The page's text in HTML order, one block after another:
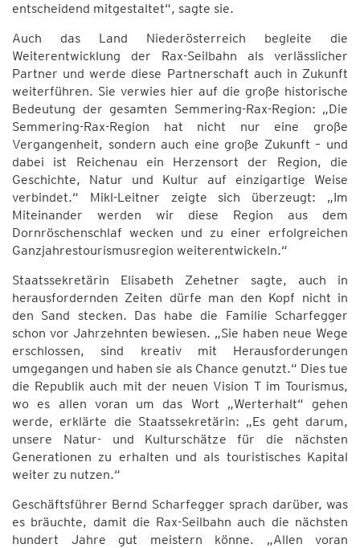
entscheidend mitgestaltet“, sagte sie.
Auch das Land Niederösterreich begleite die
Weiterentwicklung der Rax-Seilbahn als verlässlicher
Partner und werde diese Partnerschaft auch in Zukunft
weiterführen. Sie verwies hier auf die große historische
Bedeutung der gesamten Semmering-Rax-Region: „Die
Semmering-Rax-Region hat nicht nur eine große
Vergangenheit, sondern auch eine große Zukunft – und
dabei ist Reichenau ein Herzensort der Region, die
Geschichte, Natur und Kultur auf einzigartige Weise
verbindet.“ Mikl-Leitner zeigte sich überzeugt: „Im
Miteinander werden wir diese Region aus dem
Dornröschenschlaf wecken und zu einer erfolgreichen
Ganzjahrestourismusregion weiterentwickeln.“
Staatssekretärin Elisabeth Zehetner sagte, auch in
herausfordernden Zeiten dürfe man den Kopf nicht in
den Sand stecken. Das habe die Familie Scharfegger
schon vor Jahrzehnten bewiesen. „Sie haben neue Wege
erschlossen, sind kreativ mit Herausforderungen
umgegangen und haben sie als Chance genutzt.“ Dies tue
die Republik auch mit der neuen Vision T im Tourismus,
wo es allen voran um das Wort „Werterhalt“ gehen
werde, erklärte die Staatssekretärin: „Es geht darum,
unsere Natur- und Kulturschätze für die nächsten
Generationen zu erhalten und als touristisches Kapital
weiter zu nutzen.“
Geschäftsführer Bernd Scharfegger sprach darüber, was
es bräuchte, damit die Rax-Seilbahn auch die nächsten
hundert Jahre gut meistern könne. „Allen voran